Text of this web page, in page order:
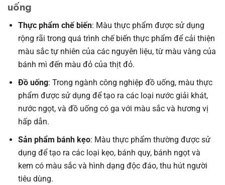
uống
Thực phẩm chế biến: Màu thực phẩm được sử dụng
rộng rãi trong quá trình chế biến thực phẩm để cải thiện
màu sắc tự nhiên của các nguyên liệu, từ màu vàng của
bánh mì đến màu đỏ của thịt đỏ.
Đồ uống: Trong ngành công nghiệp đồ uống, màu thực
phẩm được sử dụng để tạo ra các loại nước giải khát,
nước ngọt, và đồ uống có ga với màu sắc và hương vị
hấp dẫn.
Sản phẩm bánh kẹo: Màu thực phẩm thường được sử
dụng để tạo ra các loại kẹo, bánh quy, bánh ngọt và
kem có màu sắc và hình dạng độc đáo, thu hút người
tiêu dùng.